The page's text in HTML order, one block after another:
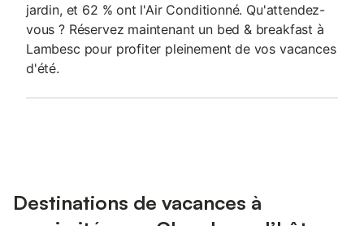
jardin, et 62 % ont l'Air Conditionné. Qu'attendez-
vous ? Réservez maintenant un bed & breakfast à
Lambesc pour profiter pleinement de vos vacances
d'été.
Destinations de vacances à